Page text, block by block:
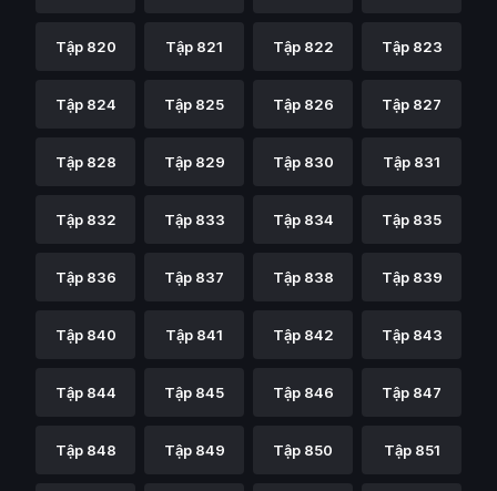
Tập 820 Tập 821 Tập 822 Tập 823
Tập 824 Tập 825 Tập 826 Tập 827
Tập 828 Tập 829 Tập 830 Tập 831
Tập 832 Tập 833 Tập 834 Tập 835
Tập 836 Tập 837 Tập 838 Tập 839
Tập 840 Tập 841 Tập 842 Tập 843
Tập 844 Tập 845 Tập 846 Tập 847
Tập 848 Tập 849 Tập 850 Tập 851